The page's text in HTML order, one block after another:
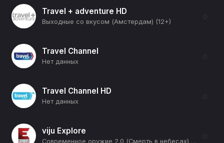
Travel + adventure HD
Выходные со вкусом (Амстердам) (12+)
☆
Travel Channel
Нет данных
☆
Travel Channel HD
Нет данных
☆
viju Explore
Современное оружие 2.0 (Смерть в небесах) (12+)
☆